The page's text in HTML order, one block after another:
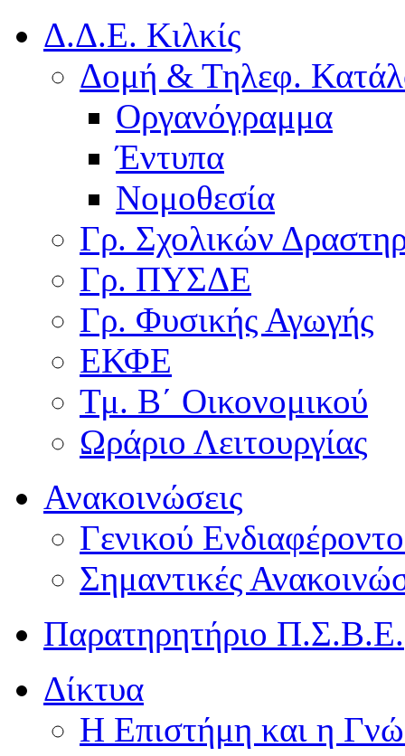
Δ.Δ.Ε. Κιλκίς
Δομή & Τηλεφ.
Οργανόγραμμα
Έντυπα
Νομοθεσία
Γρ. Σχολικών
Γρ. ΠΥΣΔΕ
Γρ. Φυσικής Αγωγής
ΕΚΦΕ
Τμ. Β΄ Οικονομικού
Ωράριο Λειτουργίας
Ανακοινώσεις
Γενικού
Σημαντικές
Παρατηρητήριο Π.Σ.Β.Ε.
Δίκτυα
Η Επιστήμη και η